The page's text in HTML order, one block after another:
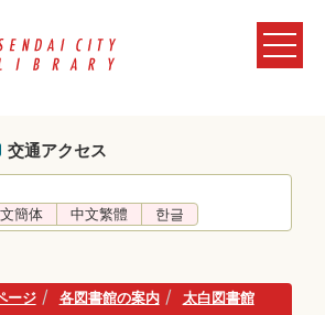
交通アクセス
簡体 中文繁體 한글
ージ 各図書館の案内
太白図書館